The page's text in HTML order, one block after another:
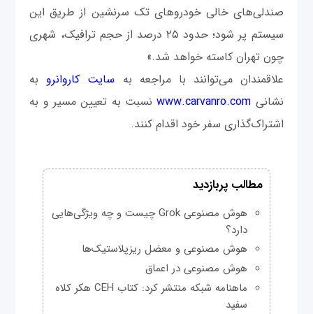
صندلی‌های خالی خودروهای تک سرنشین از طریق این
سیستم پر شود؛ حدود ۲۵ درصد از حجم ترافیک، شهری
چون تهران کاسته خواهد شد.»
علاقمندان می‌توانند با مراجعه به سایت کاروانرو به
نشانی www.carvanro.comنسبت به تعیین مسیر و به
اشتراک‌گذاری سفر خود اقدام کنند.
مطالب پربازدید
هوش مصنوعی Grok چیست و چه ویژگی‌هایی
دارد؟
هوش مصنوعی و معضل ریزپلاستیک‌ها
هوش مصنوعی در اعماق
ماهنامه شبکه منتشر کرد: کتاب CEH هکر کلاه
سفید